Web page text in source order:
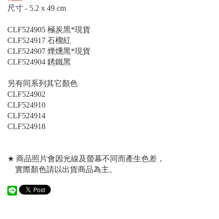
尺寸 - 5.2 x 49 cm
CLF524905 極炭黑*現貨
CLF524917 石榴紅
CLF524907 煙燻黑*現貨
CLF524904 銹鐵黑
另有同系列其它顏色
CLF524902
CLF524910
CLF524914
CLF524918
★ 商品照片會因光線及螢幕不同而產生色差，
實際顏色請以出貨商品為主。